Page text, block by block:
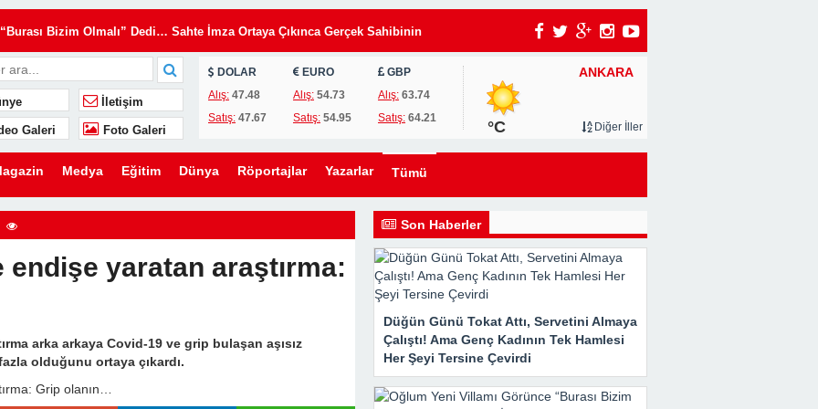
Bizim Olmalı” Dedi… Sahte İmza Ortaya Çıkınca Gerçek Sahibinin
Kasa Anahtarını İstedi… Kasa Açıldığında Miras Değil, Aylarca
annemi kaybettikten sonra beni büyüttü; ölümünden sadece birkaç saat
mezarına boyalı bir taş bırakırdı; bir sabah, biri hariç bütün taşlar
Yalan Söylüyor!” Diye Bağırdı… Sonra Evdeki Gizli Kayıtlar Her
Tavayı Başucuma Fırlattı… Birkaç Saat Sonra Gelen Zarf Evliliğimin
İletişim
Galeri Foto Galeri
DOLAR
Alış: 47.48
Satış: 47.67
EURO
Alış:54.73
Satış:54.95
GBP
Alış:63.74
Satış:64.21
ANKARA
°C Diğer İller
Medya Eğitim Dünya Röportajlar Yazarlar Tümü
yaratan araştırma:
arka arkaya Covid-19 ve grip bulaşan aşısız
olduğunu ortaya çıkardı.
Son Haberler
Düğün Günü Tokat Attı, Servetini Almaya
Çalıştı! Ama Genç Kadının Tek Hamlesi
Her Şeyi Tersine Çevirdi